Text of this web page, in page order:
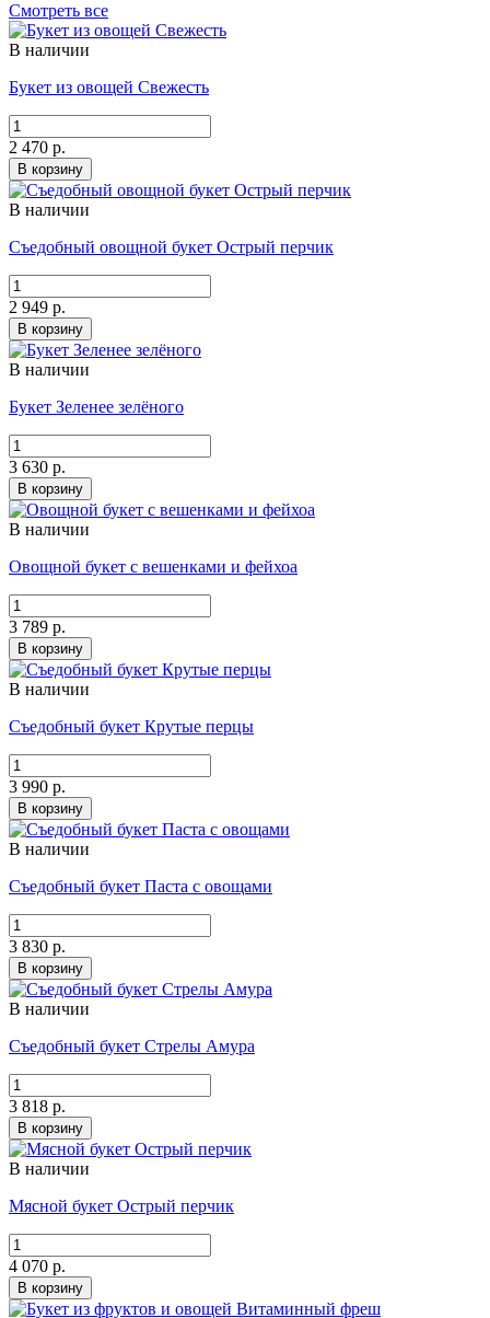
Смотреть все
В наличии
Букет из овощей Свежесть
2 470 р.
В корзину
В наличии
Съедобный овощной букет Острый перчик
2 949 р.
В корзину
В наличии
Букет Зеленее зелёного
3 630 р.
В корзину
В наличии
Овощной букет с вешенками и фейхоа
3 789 р.
В корзину
В наличии
Съедобный букет Крутые перцы
3 990 р.
В корзину
В наличии
Съедобный букет Паста с овощами
3 830 р.
В корзину
В наличии
Съедобный букет Стрелы Амура
3 818 р.
В корзину
В наличии
Мясной букет Острый перчик
4 070 р.
В корзину